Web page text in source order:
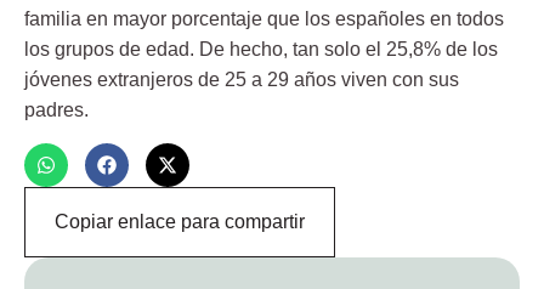
familia en mayor porcentaje que los españoles en todos
los grupos de edad. De hecho, tan solo el 25,8% de los
jóvenes extranjeros de 25 a 29 años viven con sus
padres.
Copiar enlace para compartir